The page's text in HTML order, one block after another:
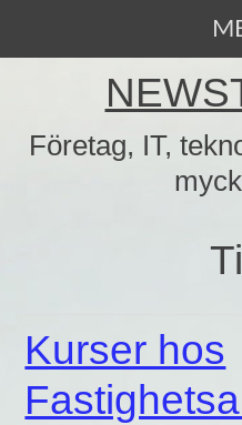
Företag, IT,
Kurser hos